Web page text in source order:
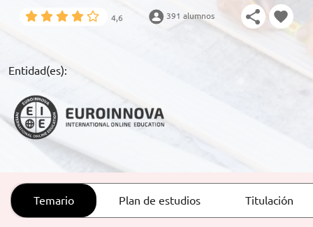
RECURSOS EDUCATIVOS
ARTÍCULOS
ORIENTACIÓN LABORAL
4,6 391 alumnos
Entidad(es):
Temario Plan de estudios Titulación